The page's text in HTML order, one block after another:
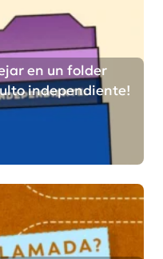
en un folder
independiente!